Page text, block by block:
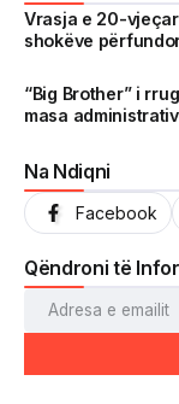
përditshme të
arritura në një
kthyer në një zë
Vrasja e 20-
shokëve
“Big Brother” i
masa
Na Ndiqni
Facebook
Qëndroni të